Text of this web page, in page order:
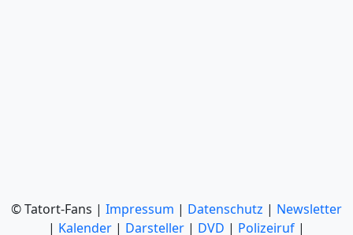
© Tatort-Fans | Impressum | Datenschutz | Newsletter
| Kalender | Darsteller | DVD | Polizeiruf |